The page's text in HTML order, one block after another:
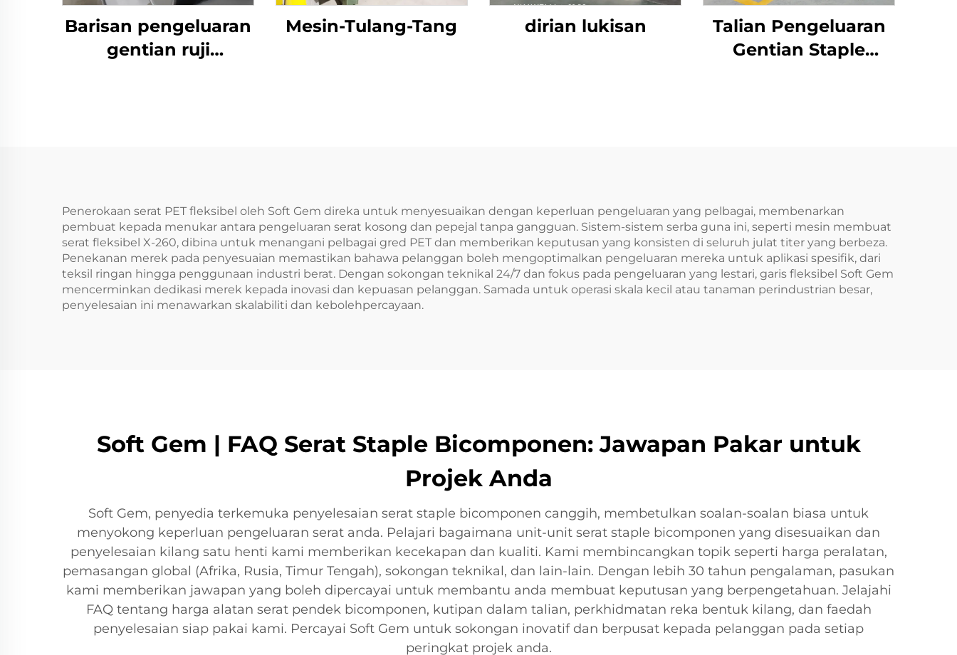
Barisan pengeluaran
gentian ruji
Mesin-Tulang-Tang dirian lukisan
Talian Pengeluaran
Gentian Staple
Penerokaan serat PET fleksibel oleh Soft Gem direka untuk menyesuaikan dengan keperluan pengeluaran yang pelbagai, membenarkan
pembuat kepada menukar antara pengeluaran serat kosong dan pepejal tanpa gangguan. Sistem-sistem serba guna ini, seperti mesin membuat
serat fleksibel X-260, dibina untuk menangani pelbagai gred PET dan memberikan keputusan yang konsisten di seluruh julat titer yang berbeza.
Penekanan merek pada penyesuaian memastikan bahawa pelanggan boleh mengoptimalkan pengeluaran mereka untuk aplikasi spesifik, dari
teksil ringan hingga penggunaan industri berat. Dengan sokongan teknikal 24/7 dan fokus pada pengeluaran yang lestari, garis fleksibel Soft Gem
mencerminkan dedikasi merek kepada inovasi dan kepuasan pelanggan. Samada untuk operasi skala kecil atau tanaman perindustrian besar,
penyelesaian ini menawarkan skalabiliti dan kebolehpercayaan.
Soft Gem | FAQ Serat Staple Bicomponen: Jawapan Pakar untuk
Projek Anda
Soft Gem, penyedia terkemuka penyelesaian serat staple bicomponen canggih, membetulkan soalan-soalan biasa untuk
menyokong keperluan pengeluaran serat anda. Pelajari bagaimana unit-unit serat staple bicomponen yang disesuaikan dan
penyelesaian kilang satu henti kami memberikan kecekapan dan kualiti. Kami membincangkan topik seperti harga peralatan,
pemasangan global (Afrika, Rusia, Timur Tengah), sokongan teknikal, dan lain-lain. Dengan lebih 30 tahun pengalaman, pasukan
kami memberikan jawapan yang boleh dipercayai untuk membantu anda membuat keputusan yang berpengetahuan. Jelajahi
FAQ tentang harga alatan serat pendek bicomponen, kutipan dalam talian, perkhidmatan reka bentuk kilang, dan faedah
penyelesaian siap pakai kami. Percayai Soft Gem untuk sokongan inovatif dan berpusat kepada pelanggan pada setiap
peringkat projek anda.